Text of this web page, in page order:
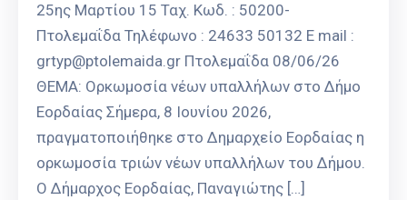
25ης Μαρτίου 15 Ταχ. Κωδ. : 50200-
Πτολεμαΐδα Τηλέφωνο : 24633 50132 E mail :
grtyp@ptolemaida.gr Πτολεμαΐδα 08/06/26
ΘΕΜΑ: Ορκωμοσία νέων υπαλλήλων στο Δήμο
Εορδαίας Σήμερα, 8 Ιουνίου 2026,
πραγματοποιήθηκε στο Δημαρχείο Εορδαίας η
ορκωμοσία τριών νέων υπαλλήλων του Δήμου.
Ο Δήμαρχος Εορδαίας, Παναγιώτης […]